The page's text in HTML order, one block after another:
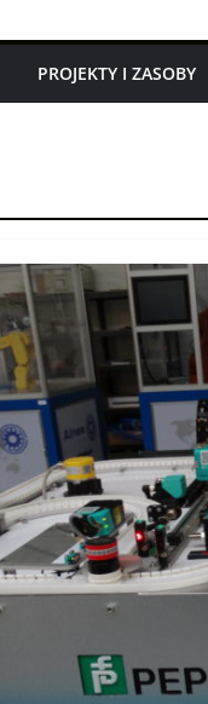
PROJEKTY I ZASOBY